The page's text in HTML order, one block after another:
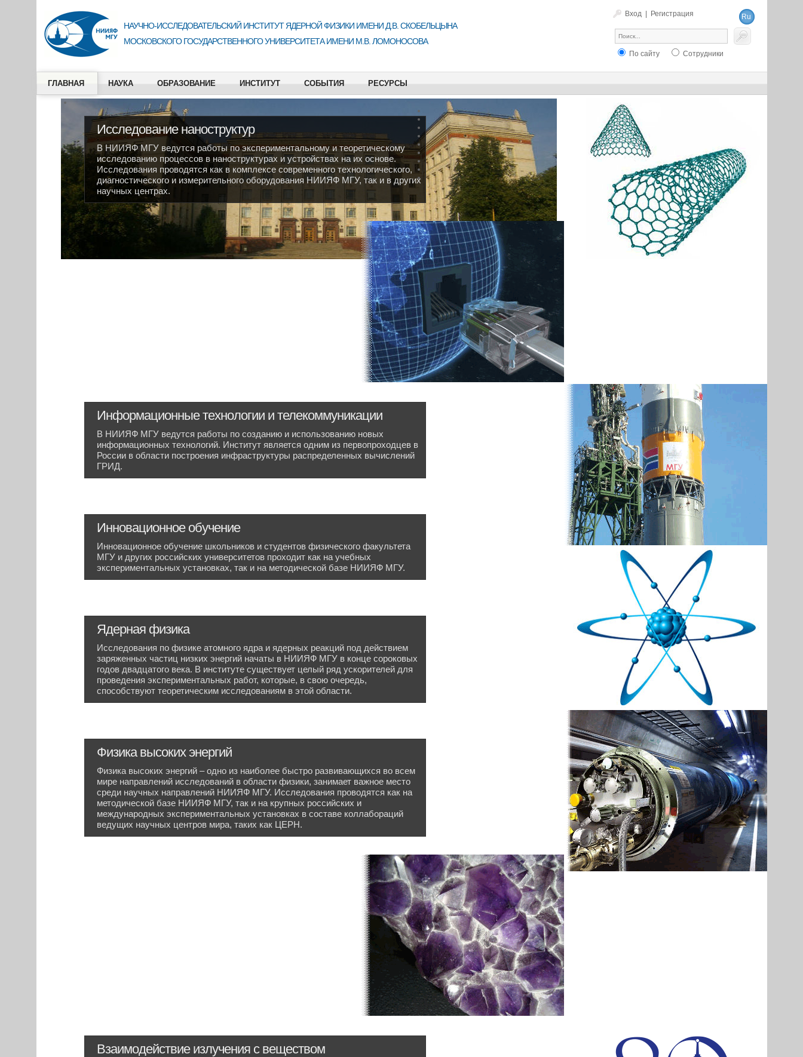
Вход Регистрация
Ru
En
НАУЧНО-ИССЛЕДОВАТЕЛЬСКИЙ ИНСТИТУТ ЯДЕРНОЙ ФИЗИКИ ИМЕНИ Д.В. СКОБЕЛЬЦЫНА
МОСКОВСКОГО ГОСУДАРСТВЕННОГО УНИВЕРСИТЕТА ИМЕНИ М.В. ЛОМОНОСОВА
По сайту Сотрудники
ГЛАВНАЯ НАУКА ОБРАЗОВАНИЕ ИНСТИТУТ СОБЫТИЯ РЕСУРСЫ
Исследование наноструктур
В НИИЯФ МГУ ведутся работы по экспериментальному и теоретическому
исследованию процессов в наноструктурах и устройствах на их основе.
Исследования проводятся как в комплексе современного технологического,
диагностического и измерительного оборудования НИИЯФ МГУ, так и в других
научных центрах.
Информационные технологии и телекоммуникации
В НИИЯФ МГУ ведутся работы по созданию и использованию новых
информационных технологий. Институт является одним из первопроходцев в
России в области построения инфраструктуры распределенных вычислений
ГРИД.
Инновационное обучение
Инновационное обучение школьников и студентов физического факультета
МГУ и других российских университетов проходит как на учебных
экспериментальных установках, так и на методической базе НИИЯФ МГУ.
Ядерная физика
Исследования по физике атомного ядра и ядерных реакций под действием
заряженных частиц низких энергий начаты в НИИЯФ МГУ в конце сороковых
годов двадцатого века. В институте существует целый ряд ускорителей для
проведения экспериментальных работ, которые, в свою очередь,
способствуют теоретическим исследованиям в этой области.
Физика высоких энергий
Физика высоких энергий – одно из наиболее быстро развивающихся во всем
мире направлений исследований в области физики, занимает важное место
среди научных направлений НИИЯФ МГУ. Исследования проводятся как на
методической базе НИИЯФ МГУ, так и на крупных российских и
международных экспериментальных установках в составе коллабораций
ведущих научных центров мира, таких как ЦЕРН.
Взаимодействие излучения с веществом